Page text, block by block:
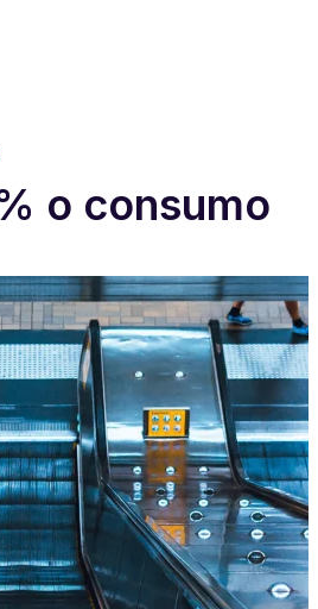
o consumo